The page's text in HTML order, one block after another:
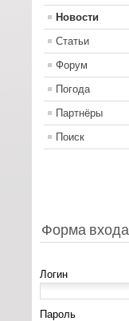
Новости
Статьи
Форум
Погода
Партнёры
Поиск
Форма входа
Логин
Пароль